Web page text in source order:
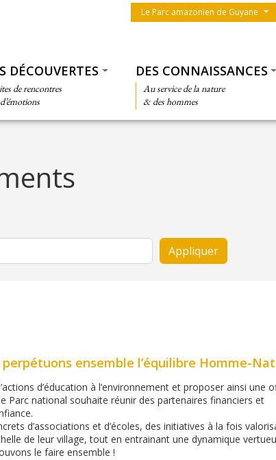
Menu du parc
Le Parc amazonien de Guyane
DÉCOUVERTES
de rencontres
DES CONNAISSANCES
Au service de la nature
& des hommes
ensemble l’équilibre Homme-
d’éducation à l’environnement et proposer ainsi une
Parc national souhaite réunir des partenaires financiers et
d’associations et d’écoles, des initiatives à la fois
de leur village, tout en entrainant une dynamique
le faire ensemble !